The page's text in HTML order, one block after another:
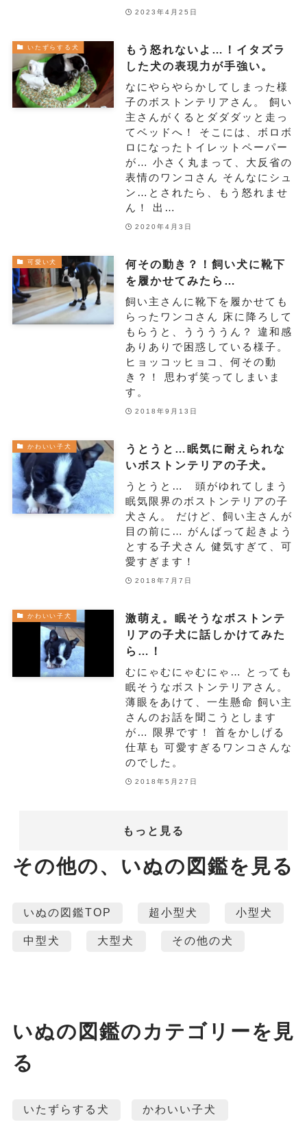
2023年4月25日
いたずらする犬
もう怒れないよ…！イタズラ
した犬の表現力が手強い。
なにやらやらかしてしまった様
子のボストンテリアさん。 飼い
主さんがくるとダダダッと走っ
てベッドへ！ そこには、ボロボ
ロになったトイレットペーパー
が… 小さく丸まって、大反省の
表情のワンコさん そんなにシュ
ン…とされたら、もう怒れませ
ん！ 出…
2020年4月3日
可愛い犬
何その動き？！飼い犬に靴下
を履かせてみたら…
飼い主さんに靴下を履かせても
らったワンコさん 床に降ろして
もらうと、ううううん？ 違和感
ありありで困惑している様子。
ヒョッコッヒョコ、何その動
き？！ 思わず笑ってしまいま
す。
2018年9月13日
かわいい子犬
うとうと…眠気に耐えられな
いボストンテリアの子犬。
うとうと… 頭がゆれてしまう
眠気限界のボストンテリアの子
犬さん。 だけど、飼い主さんが
目の前に… がんばって起きよう
とする子犬さん 健気すぎて、可
愛すぎます！
2018年7月7日
かわいい子犬
激萌え。眠そうなボストンテ
リアの子犬に話しかけてみた
ら…！
むにゃむにゃむにゃ… とっても
眠そうなボストンテリアさん。
薄眼をあけて、一生懸命 飼い主
さんのお話を聞こうとします
が… 限界です！ 首をかしげる
仕草も 可愛すぎるワンコさんな
のでした。
2018年5月27日
もっと見る
その他の、いぬの図鑑を見る
いぬの図鑑TOP 超小型犬 小型犬
中型犬 大型犬 その他の犬
いぬの図鑑のカテゴリーを見
る
いたずらする犬 かわいい子犬